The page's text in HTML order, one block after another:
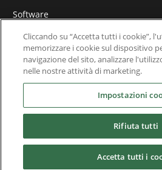
Software
Soluzioni Applicative
Prodotti superati e
Settori industriali
Services
Cliccando su “Accetta tutti i cookie”,
memorizzare i cookie sul dispositivo
navigazione del sito, analizzare
nelle nostre attività di marketing.
Impostazioni
Rifiuta tutti
Accetta tutti i